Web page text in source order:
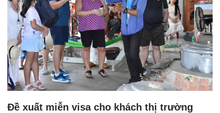
Đề xuất miễn visa cho khách thị trường